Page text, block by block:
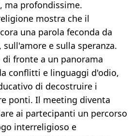
ma profondissime.
mostra che il
una parola feconda da
e sulla speranza.
fronte a un panorama
conflitti e linguaggi d'odio,
di decostruire i
ponti. Il meeting diventa
ai partecipanti un percorso
interreligioso e